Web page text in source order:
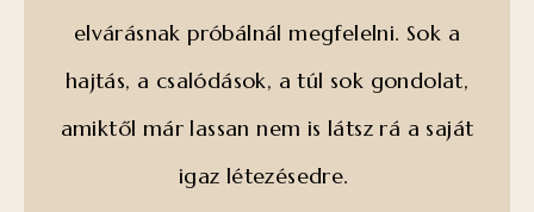
elvárásnak próbálnál megfelelni. Sok a
hajtás, a csalódások, a túl sok gondolat,
amiktől már lassan nem is látsz rá a saját
igaz létezésedre.